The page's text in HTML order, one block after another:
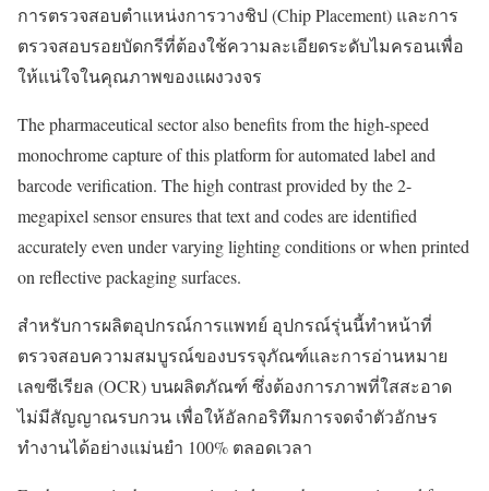
การตรวจสอบตำแหน่งการวางชิป (Chip Placement) และการ
ตรวจสอบรอยบัดกรีที่ต้องใช้ความละเอียดระดับไมครอนเพื่อ
ให้แน่ใจในคุณภาพของแผงวงจร
The pharmaceutical sector also benefits from the high-speed
monochrome capture of this platform for automated label and
barcode verification. The high contrast provided by the 2-
megapixel sensor ensures that text and codes are identified
accurately even under varying lighting conditions or when printed
on reflective packaging surfaces.
สำหรับการผลิตอุปกรณ์การแพทย์ อุปกรณ์รุ่นนี้ทำหน้าที่
ตรวจสอบความสมบูรณ์ของบรรจุภัณฑ์และการอ่านหมาย
เลขซีเรียล (OCR) บนผลิตภัณฑ์ ซึ่งต้องการภาพที่ใสสะอาด
ไม่มีสัญญาณรบกวน เพื่อให้อัลกอริทึมการจดจำตัวอักษร
ทำงานได้อย่างแม่นยำ 100% ตลอดเวลา